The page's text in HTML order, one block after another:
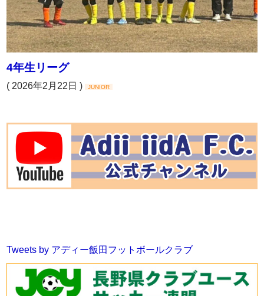
4年生リーグ
( 2026年2月22日 ) JUNIOR
Tweets by アディー飯田フットボールクラブ